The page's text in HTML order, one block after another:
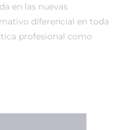
en las nuevas
diferencial en toda
profesional como